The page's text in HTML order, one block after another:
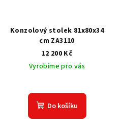
Konzolový stolek 81x80x34
cm ZA3110
12 200 Kč
Vyrobíme pro vás
Do košíku